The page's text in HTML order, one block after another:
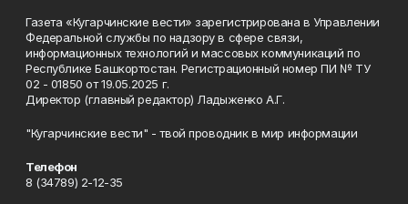
Газета «Кугарчинские вести» зарегистрирована в Управлении
Федеральной службы по надзору в сфере связи,
информационных технологий и массовых коммуникаций по
Республике Башкортостан. Регистрационный номер ПИ № ТУ
02 - 01850 от 19.05.2025 г.
Директор (главный редактор) Ладыженко А.Г.
"Кугарчинские вести" - твой проводник в мир информации
Телефон
8 (34789) 2-12-35